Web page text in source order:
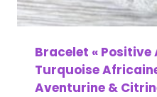
Bracelet « Positive
Turquoise
Aventurine &